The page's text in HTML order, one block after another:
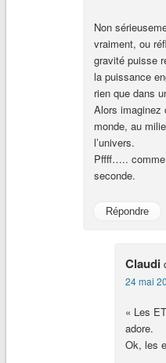
Non
vraiment, ou
gravité puisse
la puissance
rien que dans
Alors imaginez
monde, au
l’univers.
Pffff….. comme
seconde.
Répondre
Claudi
24 mai
« Les
adore.
Ok, les